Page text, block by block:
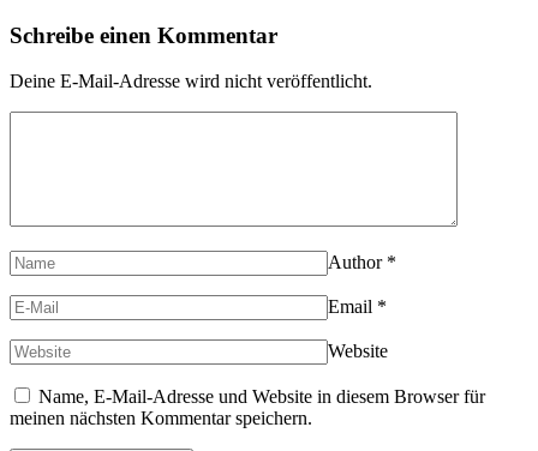
Schreibe einen Kommentar
Deine E-Mail-Adresse wird nicht veröffentlicht.
Author *
Email *
Website
Name, E-Mail-Adresse und Website in diesem Browser für
meinen nächsten Kommentar speichern.